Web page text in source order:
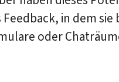
Feedback, in dem
oder